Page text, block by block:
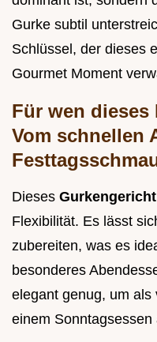
Gurke subtil
Schlüssel, der dieses
Gourmet Moment
Für wen dieses
Vom schnellen
Dieses Gurkengericht
Flexibilität. Es lässt
zubereiten, was es
besonderes
elegant genug, um
einem Sonntagsessen